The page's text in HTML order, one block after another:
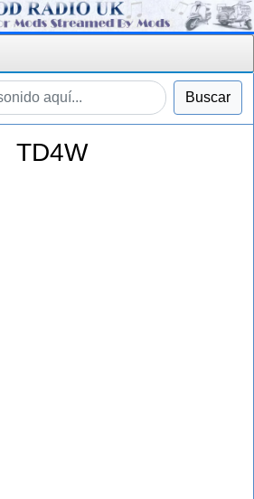
Buscar
TD4W